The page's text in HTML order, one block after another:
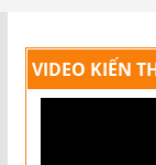
VIDEO KIẾN